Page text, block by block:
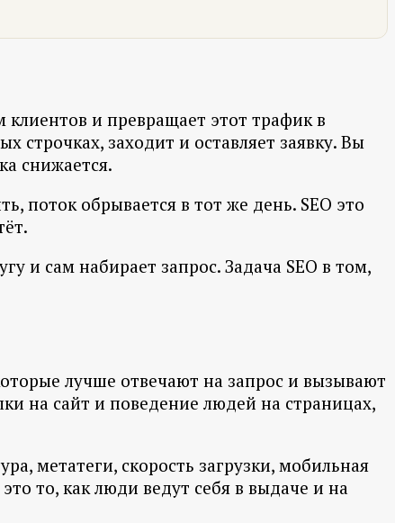
клиентов и превращает этот трафик в
строчках, заходит и оставляет заявку. Вы
снижается.
поток обрывается в тот же день. SEO это
и сам набирает запрос. Задача SEO в том,
лучше отвечают на запрос и вызывают
на сайт и поведение людей на страницах,
метатеги, скорость загрузки, мобильная
то, как люди ведут себя в выдаче и на